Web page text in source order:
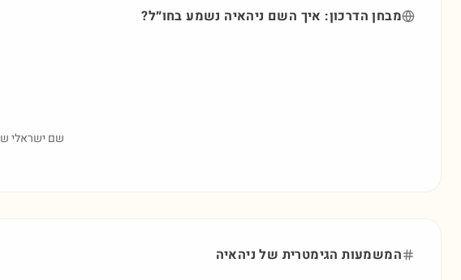
מבחן הדרכון: איך השם ניהאיה נשמע בחו״ל?
שם ישראלי
המשמעות הגימטרית של ניהאיה